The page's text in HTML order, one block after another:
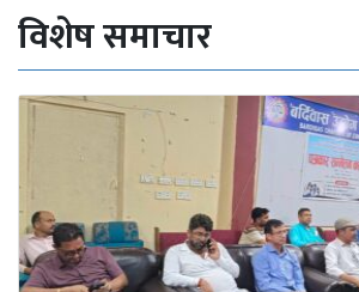
विशेष समाचार